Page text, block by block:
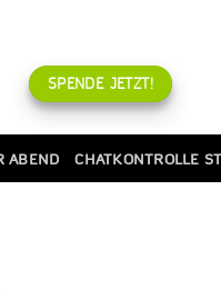
SPENDE JETZT!
ABEND CHATKONTROLLE